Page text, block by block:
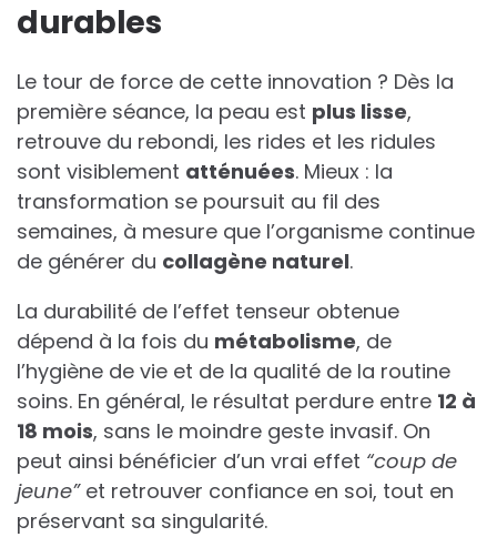
durables
Le tour de force de cette innovation ? Dès la
première séance, la peau est plus lisse,
retrouve du rebondi, les rides et les ridules
sont visiblement atténuées. Mieux : la
transformation se poursuit au fil des
semaines, à mesure que l’organisme continue
de générer du collagène naturel.
La durabilité de l’effet tenseur obtenue
dépend à la fois du métabolisme, de
l’hygiène de vie et de la qualité de la routine
soins. En général, le résultat perdure entre 12 à
18 mois, sans le moindre geste invasif. On
peut ainsi bénéficier d’un vrai effet “coup de
jeune”et retrouver confiance en soi, tout en
préservant sa singularité.